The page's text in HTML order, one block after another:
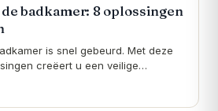
badkamer: 8 oplossingen
is snel gebeurd. Met deze
creëert u een veilige